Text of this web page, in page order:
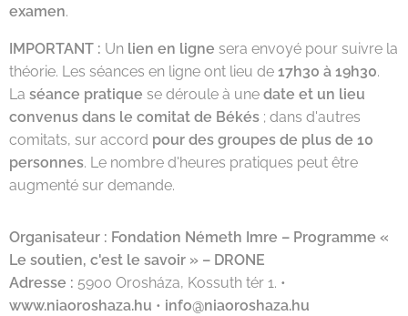
examen.
IMPORTANT : Un lien en ligne sera envoyé pour suivre la
théorie. Les séances en ligne ont lieu de 17h30 à 19h30.
La séance pratique se déroule à une date et un lieu
convenus dans le comitat de Békés ; dans d'autres
comitats, sur accord pour des groupes de plus de 10
personnes. Le nombre d'heures pratiques peut être
augmenté sur demande.
Organisateur : Fondation Németh Imre – Programme «
Le soutien, c'est le savoir » – DRONE
Adresse : 5900 Orosháza, Kossuth tér 1. •
www.niaoroshaza.hu • info@niaoroshaza.hu